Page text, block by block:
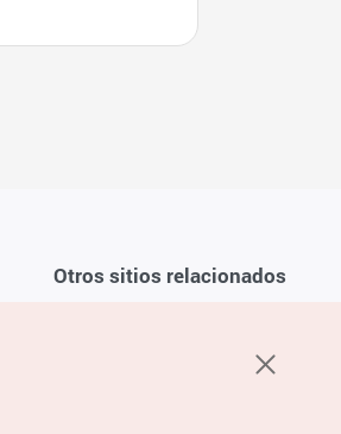
Otros sitios relacionados